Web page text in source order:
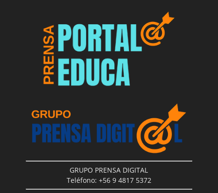
GRUPO PRENSA DIGITAL
Teléfono: +56 9 4817 5372